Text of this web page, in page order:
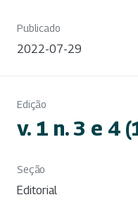
Publicado
2022-07-29
Edição
v. 1 n. 3 e 4
Seção
Editorial